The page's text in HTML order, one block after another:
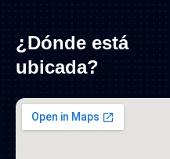
¿Dónde está
ubicada?